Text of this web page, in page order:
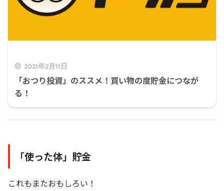
2021年2月11日
「おつり投資」のススメ！買い物の度貯金につなが
る！
「使った体」貯金
これもまたおもしろい！